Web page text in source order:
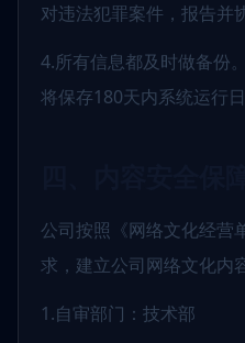
对违法犯罪案件，报告并
4.所有信息都及时做备份
将保存180天内系统运行
公司按照《网络文化经营
求，建立公司网络文化内
1.自审部门：技术部